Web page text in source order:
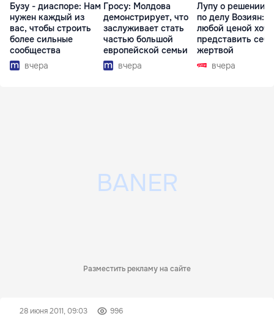
Бузу - диаспоре: Нам
нужен каждый из
вас, чтобы строить
более сильные
сообщества
вчера
Гросу: Молдова
демонстрирует, что
заслуживает стать
частью большой
европейской семьи
вчера
Лупу о решении
по делу Возиян:
любой ценой
представить себя
жертвой
вчера
Разместить рекламу на сайте
28 июня 2011, 09:03 996